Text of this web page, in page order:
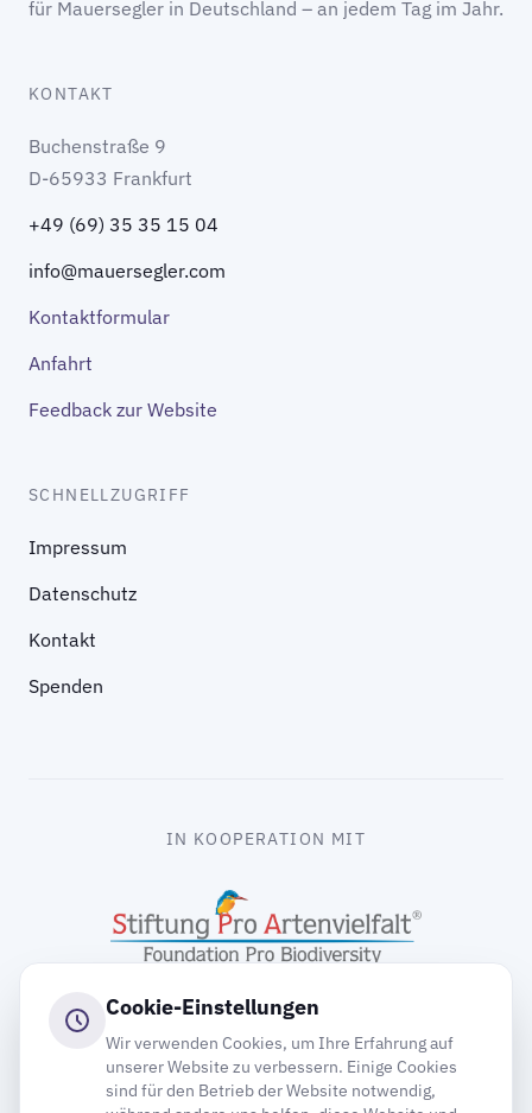
für Mauersegler in Deutschland – an jedem Tag im Jahr.
KONTAKT
Buchenstraße 9
D-65933 Frankfurt
+49 (69) 35 35 15 04
info@mauersegler.com
Kontaktformular
Anfahrt
Feedback zur Website
SCHNELLZUGRIFF
Impressum
Datenschutz
Kontakt
Spenden
IN KOOPERATION MIT
Cookie-Einstellungen
Wir verwenden Cookies, um Ihre Erfahrung auf
unserer Website zu verbessern. Einige Cookies
sind für den Betrieb der Website notwendig,